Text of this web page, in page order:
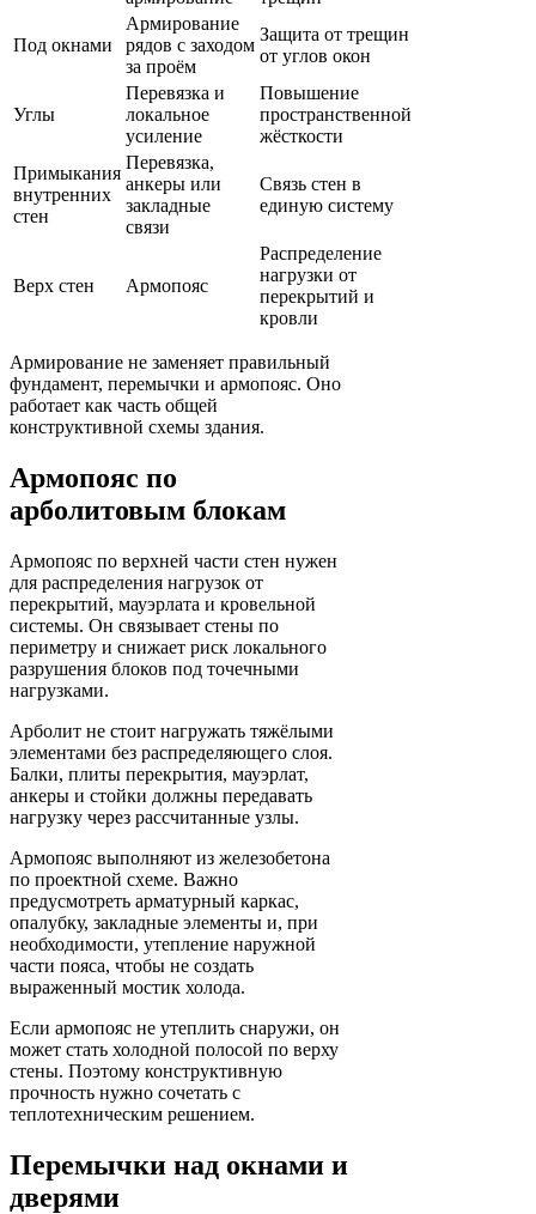
Под окнами
Армирование
рядов с заходом
за проём
Защита от трещин
от углов окон
Углы
Перевязка и
локальное
усиление
Повышение
пространственной
жёсткости
Примыкания
внутренних
стен
Перевязка,
анкеры или
закладные
связи
Связь стен в
единую систему
Верх стен Армопояс
Распределение
нагрузки от
перекрытий и
кровли
Армирование не заменяет правильный
фундамент, перемычки и армопояс. Оно
работает как часть общей
конструктивной схемы здания.
Армопояс по
арболитовым блокам
Армопояс по верхней части стен нужен
для распределения нагрузок от
перекрытий, мауэрлата и кровельной
системы. Он связывает стены по
периметру и снижает риск локального
разрушения блоков под точечными
нагрузками.
Арболит не стоит нагружать тяжёлыми
элементами без распределяющего слоя.
Балки, плиты перекрытия, мауэрлат,
анкеры и стойки должны передавать
нагрузку через рассчитанные узлы.
Армопояс выполняют из железобетона
по проектной схеме. Важно
предусмотреть арматурный каркас,
опалубку, закладные элементы и, при
необходимости, утепление наружной
части пояса, чтобы не создать
выраженный мостик холода.
Если армопояс не утеплить снаружи, он
может стать холодной полосой по верху
стены. Поэтому конструктивную
прочность нужно сочетать с
теплотехническим решением.
Перемычки над окнами и
дверями